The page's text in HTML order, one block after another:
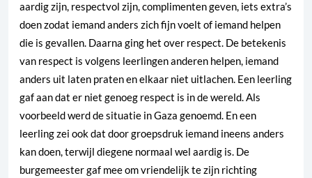
aardig zijn, respectvol zijn, complimenten geven, iets extra’s
doen zodat iemand anders zich fijn voelt of iemand helpen
die is gevallen. Daarna ging het over respect. De betekenis
van respect is volgens leerlingen anderen helpen, iemand
anders uit laten praten en elkaar niet uitlachen. Een leerling
gaf aan dat er niet genoeg respect is in de wereld. Als
voorbeeld werd de situatie in Gaza genoemd. En een
leerling zei ook dat door groepsdruk iemand ineens anders
kan doen, terwijl diegene normaal wel aardig is. De
burgemeester gaf mee om vriendelijk te zijn richting